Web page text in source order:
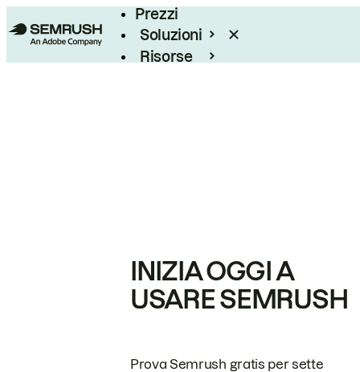
Prezzi
Soluzioni
Risorse
INIZIA OGGI A
USARE SEMRUSH
Prova Semrush gratis per sette